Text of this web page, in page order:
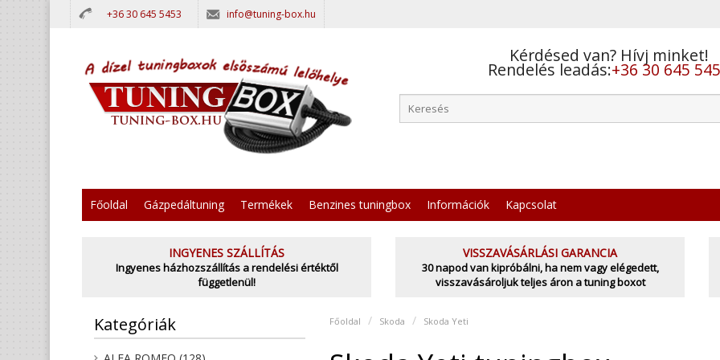
+36 30 645 5453 info@tuning-box.hu
Kérdésed van? Hívj minket!
Rendelés leadás:+36 30 645
Főoldal Gázpedáltuning Termékek Benzines tuningbox Információk Kapcsolat
INGYENES SZÁLLÍTÁS
Ingyenes házhozszállítás a rendelési értéktől
függetlenül!
VISSZAVÁSÁRLÁSI GARANCIA
30 napod van kipróbálni, ha nem vagy elégedett,
visszavásároljuk teljes áron a tuning boxot
Kategóriák Főoldal Skoda Skoda Yeti